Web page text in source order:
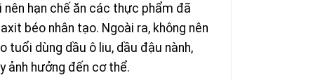
hạn chế ăn các thực phẩm đã
béo nhân tạo. Ngoài ra, không nên
tuổi dùng dầu ô liu, dầu đậu nành,
ảnh hưởng đến cơ thể.